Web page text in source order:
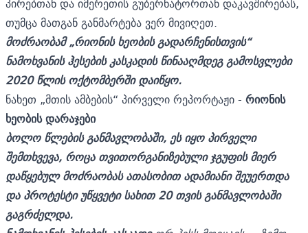
თუმცა მათგან განმარტება ვერ მივიღეთ.
მოძრაობამ „რიონის ხეობის გადარჩენისთვის“
ნამოხვანის ჰესების კასკადის წინააღმდეგ გამოსვლები
2020 წლის ოქტომბერში დაიწყო.
ნახეთ „მთის ამბების“ პირველი რეპორტაჟი - რიონის
ხეობის დარაჯები
ბოლო წლების განმავლობაში, ეს იყო პირველი
შემთხვევა, როცა თვითორგანიზებული ჯგუფის მიერ
დაწყებულ მოძრაობას ათასობით ადამიანი შეუერთდა
და პროტესტი უწყვეტი სახით 20 თვის განმავლობაში
გაგრძელდა.